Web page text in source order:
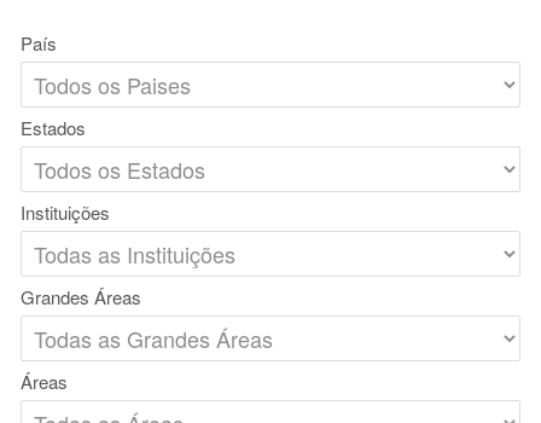
País
Estados
Instituições
Grandes Áreas
Áreas